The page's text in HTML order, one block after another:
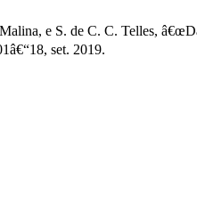
e S. de C. C. Telles,
set. 2019.